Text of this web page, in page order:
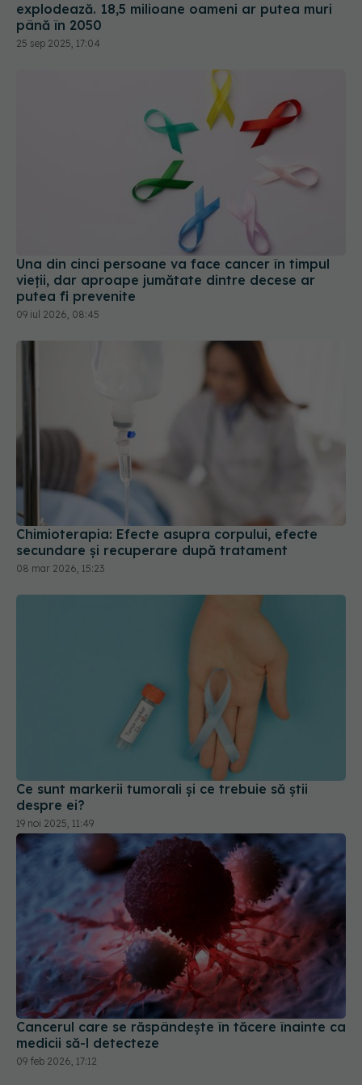
explodează. 18,5 milioane oameni ar putea muri
până în 2050
25 sep 2025, 17:04
Una din cinci persoane va face cancer în timpul
vieții, dar aproape jumătate dintre decese ar
putea fi prevenite
09 iul 2026, 08:45
Chimioterapia: Efecte asupra corpului, efecte
secundare și recuperare după tratament
08 mar 2026, 15:23
Ce sunt markerii tumorali și ce trebuie să știi
despre ei?
19 noi 2025, 11:49
Cancerul care se răspândește în tăcere înainte ca
medicii să-l detecteze
09 feb 2026, 17:12